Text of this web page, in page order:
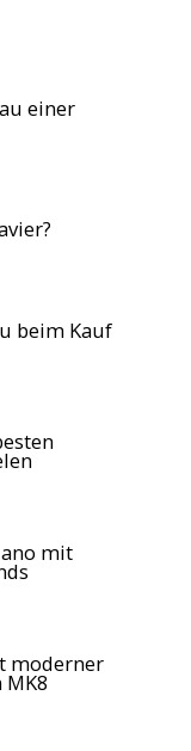
einer
beim Kauf
mit
moderner